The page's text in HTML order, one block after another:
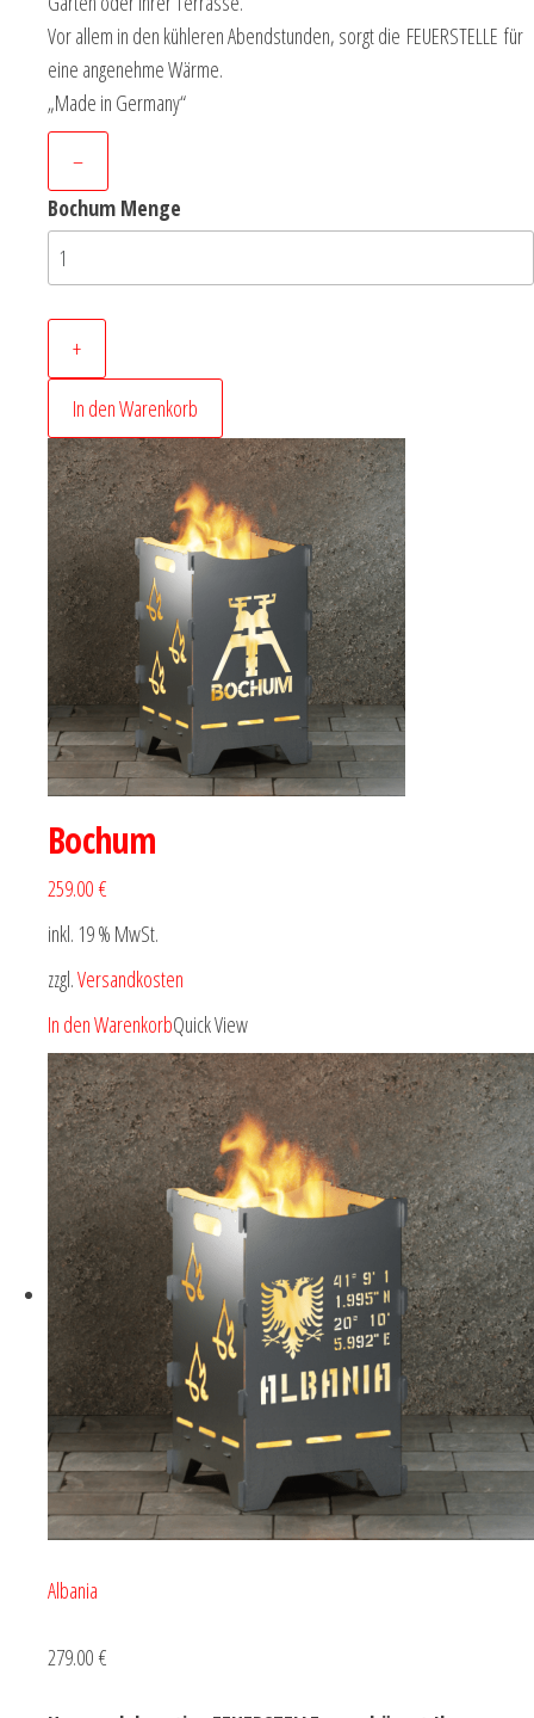
Vor allem in den kühleren Abendstunden, sorgt die FEUERSTELLE für
eine angenehme Wärme.
„Made in Germany“
–
Bochum Menge
+
In den Warenkorb
Bochum
259.00 €
inkl. 19 % MwSt.
zzgl.Versandkosten
In den WarenkorbQuick View
Albania
279.00 €